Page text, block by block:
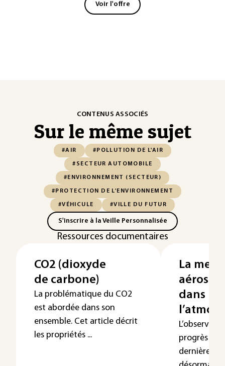
Voir l'offre
CONTENUS ASSOCIÉS
Sur le même sujet
#AIR #POLLUTION DE L'AIR
#SECTEUR AUTOMOBILE
#ENVIRONNEMENT (SECTEUR)
#PROTECTION DE L'ENVIRONNEMENT
#VÉHICULE #VILLE DU FUTUR
S'inscrire à la Veille Personnalisée
Ressources documentaires
CO2 (dioxyde
de carbone)
La problématique du CO2
est abordée dans son
ensemble. Cet article décrit
les propriétés ...
La
dans la
progrès
dernières